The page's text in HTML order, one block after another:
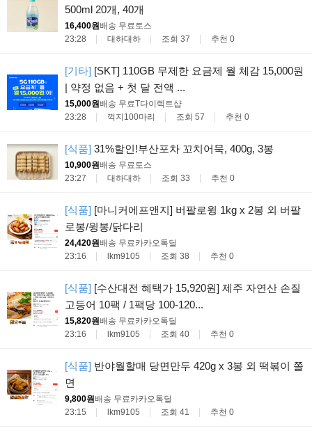
500ml 20개, 40개
16,400원배송 무료토스
23:28
대하대하 조회 37 추천 0
[기타] [SKT] 110GB 무제한 요금제 월 체감 15,000원
| 약정 없음 + 첫 달 전액 ...
15,000원배송 무료T다이렉트샵
23:28
꺽지100마리 조회 57 추천 0
[식품] 31%할인!부산포차 꼬치어묵, 400g, 3봉
10,900원배송 무료토스
23:27
대하대하 조회 33 추천 0
[식품] [마니커에프앤지] 버팔로윙 1kg x 2봉 외 버팔
로봉/윙봉/닭다리
24,420원배송 무료카카오톡딜
23:16
lkm9105 조회 38 추천 0
[식품] [수산대전 혜택가 15,920원] 제주 자연산 손질
고등어 10팩 / 1팩당 100-120...
15,820원배송 무료카카오톡딜
23:16
lkm9105 조회 40 추천 0
[식품] 반야월할매 당면만두 420g x 3봉 외 떡볶이 쫄
면
9,800원배송 무료카카오톡딜
23:15
lkm9105 조회 41 추천 0